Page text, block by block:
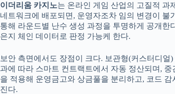
이더리움 카지노는 온라인 게임 산업의 고질적 과
네트워크에 배포되면, 운영자조차 임의 변경이 불
통해 라운드별 난수 생성 과정을 투명하게 공개한
은지 체인 데이터로 판정 가능케 한다.
보안 측면에서도 장점이 크다. 보관형(커스터디
과에 따라 스마트 컨트랙트에서 자동 정산되며,
을 적용해 운영금고와 상금풀을 분리하고, 코드
진다.